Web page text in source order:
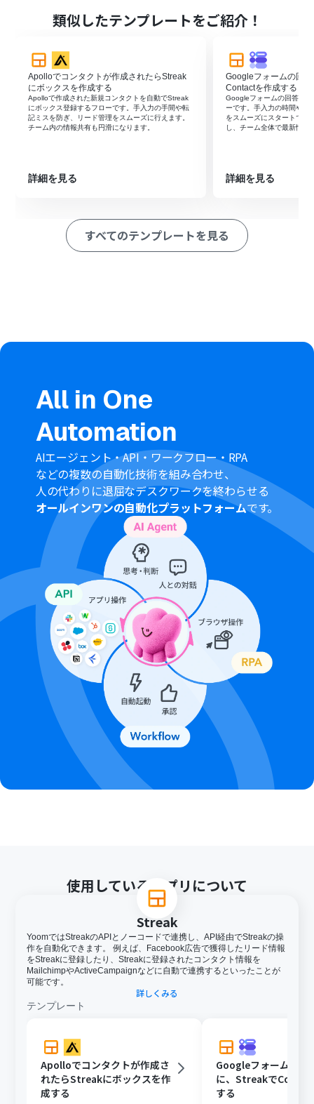
■フローボットの流れ
はじめに、StreakとLINE公式アカウントをYoomと連携
次に、トリガーでStreakを選択し、「新しいコンタクト
が追加されたら」というアクションを設定します。
次に、オペレーションで分岐機能を設定し、特定の条件
に合致した場合のみ後続のアクションが実行されるように
します。
最後に、オペレーションでLINE公式アカウントの「テキ
※「トリガー」：フロー起動のきっかけとなるアクション、「オ
■このワークフローのカスタムポイント
分岐機能では、特定のパイプラインステージにあるコン
タクトや、特定の情報を持つコンタクトのみを対象とす
分岐はパーソナルプラン以上のプランでご利用いただけ
る機能（オペレーション）となっております。フリープラ
ンの場合は設定しているフローボットのオペレーション
はエラーとなりますので、ご注意ください。
パーソナルプランなどの有料プランは、2週間の無料トラ
イアルを行うことが可能です。無料トライアル中には制限
対象のアプリや機能（オペレーション）を使用すること
ができます。詳しくは、料金プランのページをご参照くだ
さい。
LINE公式アカウントはミニプラン以上でご利用いただけ
るアプリとなっております。フリープラン・パーソナルプ
ランの場合は設定しているフローボットのオペレーショ
ンやデータコネクトはエラーとなりますので、ご注意くだ
ミニプラン・チームプラン・サクセスプランなどの有料プ
ランは、2週間の無料トライアルを行うことが可能です。
無料トライアル中には制限対象のアプリを使用すること
ができます。 詳しくは、料金プラン
のページをご参照く
ださい。
類似したテンプレートをご紹介！
Apolloでコンタクトが作成されたらStreak
にボックスを作成する
Apolloで作成された新規コンタクトを自動でStreak
にボックス登録するフローです。手入力の手間や転
記ミスを防ぎ、リード管理をスムーズに行えます。
チーム内の情報共有も円滑になります。
詳細を見る
Googleフォームの回
Contactを作成する
Googleフォームの回答を
ーです。手入力の時間や転
をスムーズにスタートでき
し、チーム全体で最新情報
詳細を見る
すべてのテンプレートを見る
All in One
Automation
AIエージェント・API・ワークフロー・RPA
などの複数の自動化技術を組み合わせ、
人の代わりに退屈なデスクワークを終わらせる
オールインワンの自動化プラットフォームです。
使用しているアプリについて
Streak
YoomではStreakのAPIとノーコードで連携し、API経由でStreakの操
作を自動化できます。 例えば、Facebook広告で獲得したリード情報
をStreakに登録したり、Streakに登録されたコンタクト情報を
MailchimpやActiveCampaignなどに自動で連携するといったことが
可能です。
詳しくみる
テンプレート
Apolloでコンタクトが作成さ
れたらStreakにボックスを作
成する
Googleフォームの回
に、Streakで
する